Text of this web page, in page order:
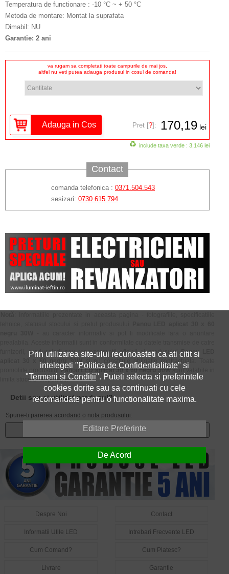
Temperatura de functionare : -10 °C ~ + 50 °C
Metoda de montare: Montat la suprafata
Dimabil: NU
Garantie: 2 ani
va rugam sa completati toate campurile de mai jos,
altfel nu veti putea adauga produsul in cosul de comanda!
Pret [?]: 170,19 lei
include taxa verde : 3,146 lei
Contact
comanda telefonica : 0371.504.543
sesizari: 0730 615 794
furnizorii, producatorii sau reprezentantii oficiali ai produsuluiPanou LED
aplicat 30 x 60 negru 30Wsi nu constituie obligatie contractuala. Toate
promotiile produsuluiPanou LED aplicat 30 x 60 negru 30Wsunt valabile in
limita stocului disponibil.
Detii sau ai utilizat produsul?
Spune-ti parerea acordand o nota produsului:
Adauga un review
Despre Noi Contact
Informatii Utile LED Intrebari Frecvente LED
Cum Comand? Cum Platesc?
Livrare Garantie
Prin utilizarea site-ului recunoasteti ca ati citit si
intelegeti "Politica de Confidentialitate" si
"Termeni si Conditii". Puteti selecta si preferintele
cookies dorite sau sa continuati cu cele
recomandate pentru o functionalitate maxima.
Editare Preferinte
De Acord